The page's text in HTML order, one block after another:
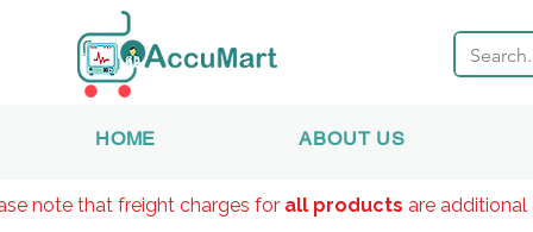
HOME ABOUT US
note that freight charges forall products are